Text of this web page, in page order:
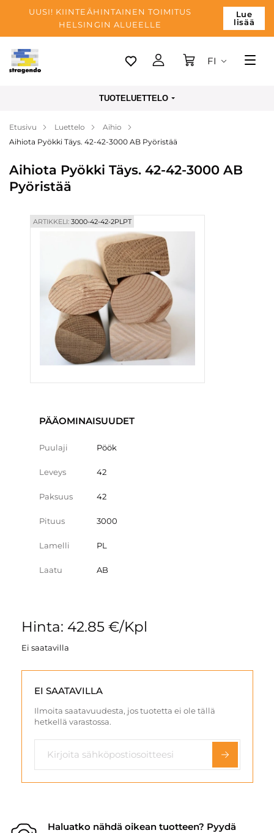
UUSI! KIINTEÄHINTAINEN TOIMITUS
HELSINGIN ALUEELLE
Lue
lisää
Tallinn
Maksu
Blogi
FI
TUOTELUETTELO
Etusivu Luettelo
Aihio
Aihiota Pyökki Täys. 42-42-3000 AB Pyöristää
Aihiota Pyökki Täys. 42-42-3000 AB
Pyöristää
ARTIKKELI:3000-42-42-2PLPT
PÄÄOMINAISUUDET
Puulaji Pöök
Leveys 42
Paksuus 42
Pituus 3000
Lamelli PL
Laatu AB
Hinta: 42.85 €/Kpl
Ei saatavilla
EI SAATAVILLA
Ilmoita saatavuudesta, jos tuotetta ei ole tällä
hetkellä varastossa.
Haluatko nähdä oikean tuotteen? Pyydä